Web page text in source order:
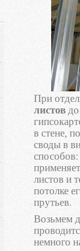
При
листов
в стене,
своды в
листов и
потолке
прутьев.
Возьмем
немного